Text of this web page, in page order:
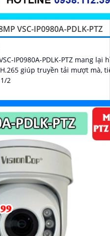
VSC-IP0980A-PDLK-PTZ
IP0980A-PDLK-PTZ mang lại
giúp truyền tải mượt mà,
1/2